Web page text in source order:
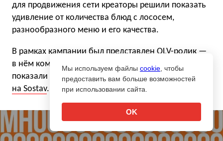
для продвижения сети креаторы решили показать
удивление от количества блюд с лососем,
разнообразного меню и его качества.
В рамках кампании был представлен OLV-ролик —
в нём команда агентства и продакшн Kinemotor
показали масштаб блюд компании.Подробнее
на Sostav.
Мы используем файлы cookie , чтобы
предоставить вам больше возможностей
при использовании сайта.
OK